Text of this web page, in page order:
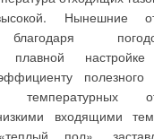
Нынешние
плавной
температурных
входящими
со стоимостью
требует точных
и
В условиях роста
средств